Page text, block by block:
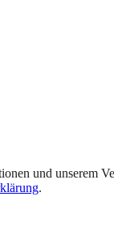
und unserem
.